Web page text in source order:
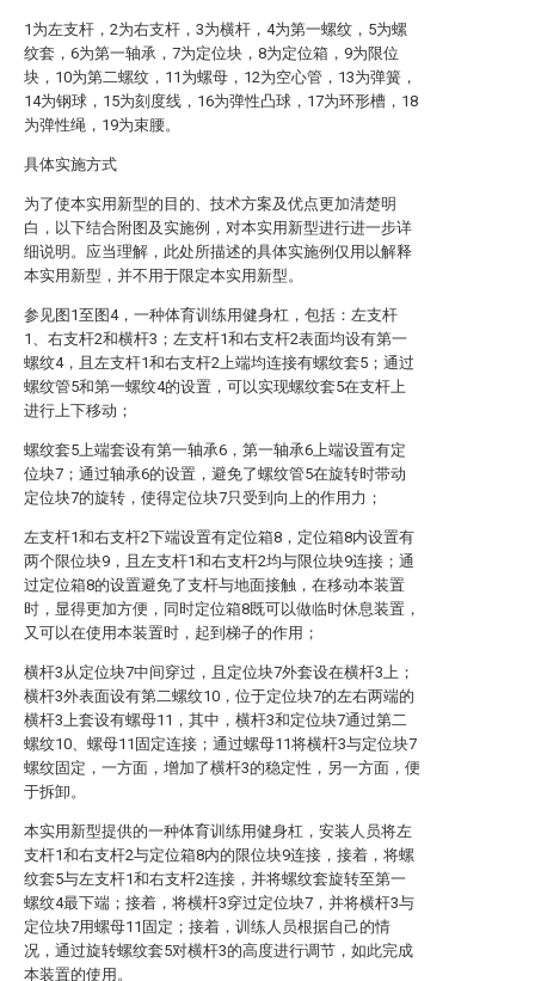
1为左支杆，2为右支杆，3为横杆，4为第一螺纹，5为螺
纹套，6为第一轴承，7为定位块，8为定位箱，9为限位
块，10为第二螺纹，11为螺母，12为空心管，13为弹簧，
14为钢球，15为刻度线，16为弹性凸球，17为环形槽，18
为弹性绳，19为束腰。
具体实施方式
为了使本实用新型的目的、技术方案及优点更加清楚明
白，以下结合附图及实施例，对本实用新型进行进一步详
细说明。应当理解，此处所描述的具体实施例仅用以解释
本实用新型，并不用于限定本实用新型。
参见图1至图4，一种体育训练用健身杠，包括：左支杆
1、右支杆2和横杆3；左支杆1和右支杆2表面均设有第一
螺纹4，且左支杆1和右支杆2上端均连接有螺纹套5；通过
螺纹管5和第一螺纹4的设置，可以实现螺纹套5在支杆上
进行上下移动；
螺纹套5上端套设有第一轴承6，第一轴承6上端设置有定
位块7；通过轴承6的设置，避免了螺纹管5在旋转时带动
定位块7的旋转，使得定位块7只受到向上的作用力；
左支杆1和右支杆2下端设置有定位箱8，定位箱8内设置有
两个限位块9，且左支杆1和右支杆2均与限位块9连接；通
过定位箱8的设置避免了支杆与地面接触，在移动本装置
时，显得更加方便，同时定位箱8既可以做临时休息装置，
又可以在使用本装置时，起到梯子的作用；
横杆3从定位块7中间穿过，且定位块7外套设在横杆3上；
横杆3外表面设有第二螺纹10，位于定位块7的左右两端的
横杆3上套设有螺母11，其中，横杆3和定位块7通过第二
螺纹10、螺母11固定连接；通过螺母11将横杆3与定位块7
螺纹固定，一方面，增加了横杆3的稳定性，另一方面，便
于拆卸。
本实用新型提供的一种体育训练用健身杠，安装人员将左
支杆1和右支杆2与定位箱8内的限位块9连接，接着，将螺
纹套5与左支杆1和右支杆2连接，并将螺纹套旋转至第一
螺纹4最下端；接着，将横杆3穿过定位块7，并将横杆3与
定位块7用螺母11固定；接着，训练人员根据自己的情
况，通过旋转螺纹套5对横杆3的高度进行调节，如此完成
本装置的使用。